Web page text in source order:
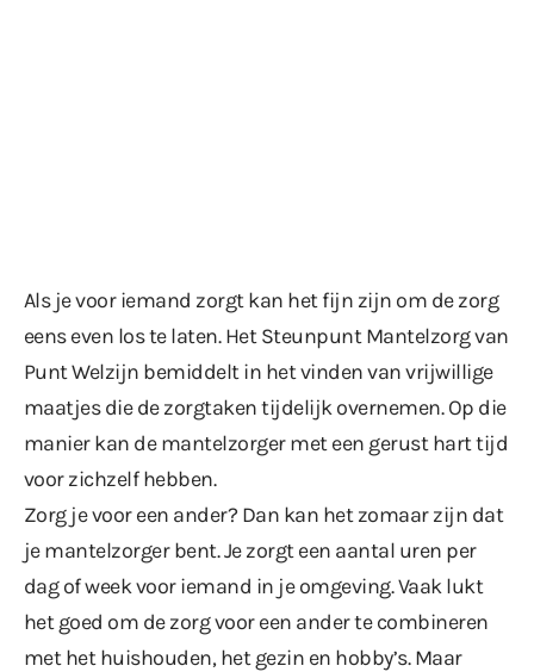
Als je voor iemand zorgt kan het fijn zijn om de zorg
eens even los te laten. Het Steunpunt Mantelzorg van
Punt Welzijn bemiddelt in het vinden van vrijwillige
maatjes die de zorgtaken tijdelijk overnemen. Op die
manier kan de mantelzorger met een gerust hart tijd
voor zichzelf hebben.
Zorg je voor een ander? Dan kan het zomaar zijn dat
je mantelzorger bent. Je zorgt een aantal uren per
dag of week voor iemand in je omgeving. Vaak lukt
het goed om de zorg voor een ander te combineren
met het huishouden, het gezin en hobby’s. Maar